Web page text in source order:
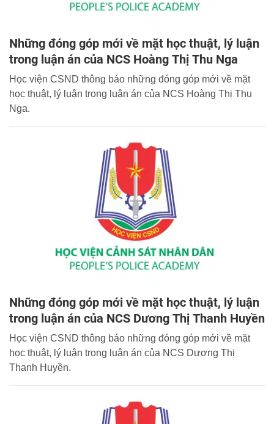
Những đóng góp mới về mặt học thuật, lý luận
trong luận án của NCS Hoàng Thị Thu Nga
Học viện CSND thông báo những đóng góp mới về mặt
học thuật, lý luận trong luận án của NCS Hoàng Thị Thu
Nga.
Những đóng góp mới về mặt học thuật, lý luận
trong luận án của NCS Dương Thị Thanh Huyền
Học viện CSND thông báo những đóng góp mới về mặt
học thuật, lý luận trong luận án của NCS Dương Thị
Thanh Huyền.